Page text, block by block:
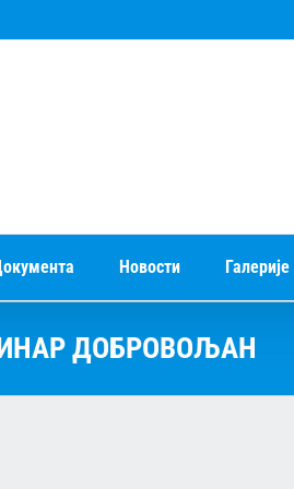
Новости Галерије
ДОБРОВОЉАН